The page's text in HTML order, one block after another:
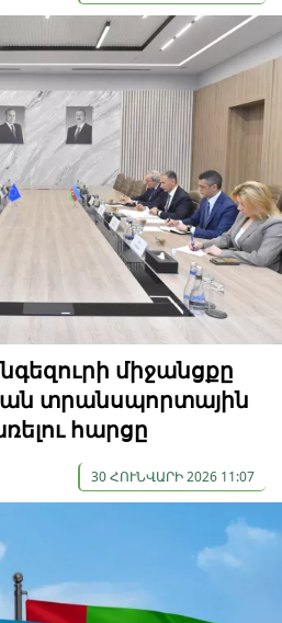
միջանցքը
տրանսպորտային
հարցը
30 ՀՈՒՆՎԱՐԻ 2026 11:07